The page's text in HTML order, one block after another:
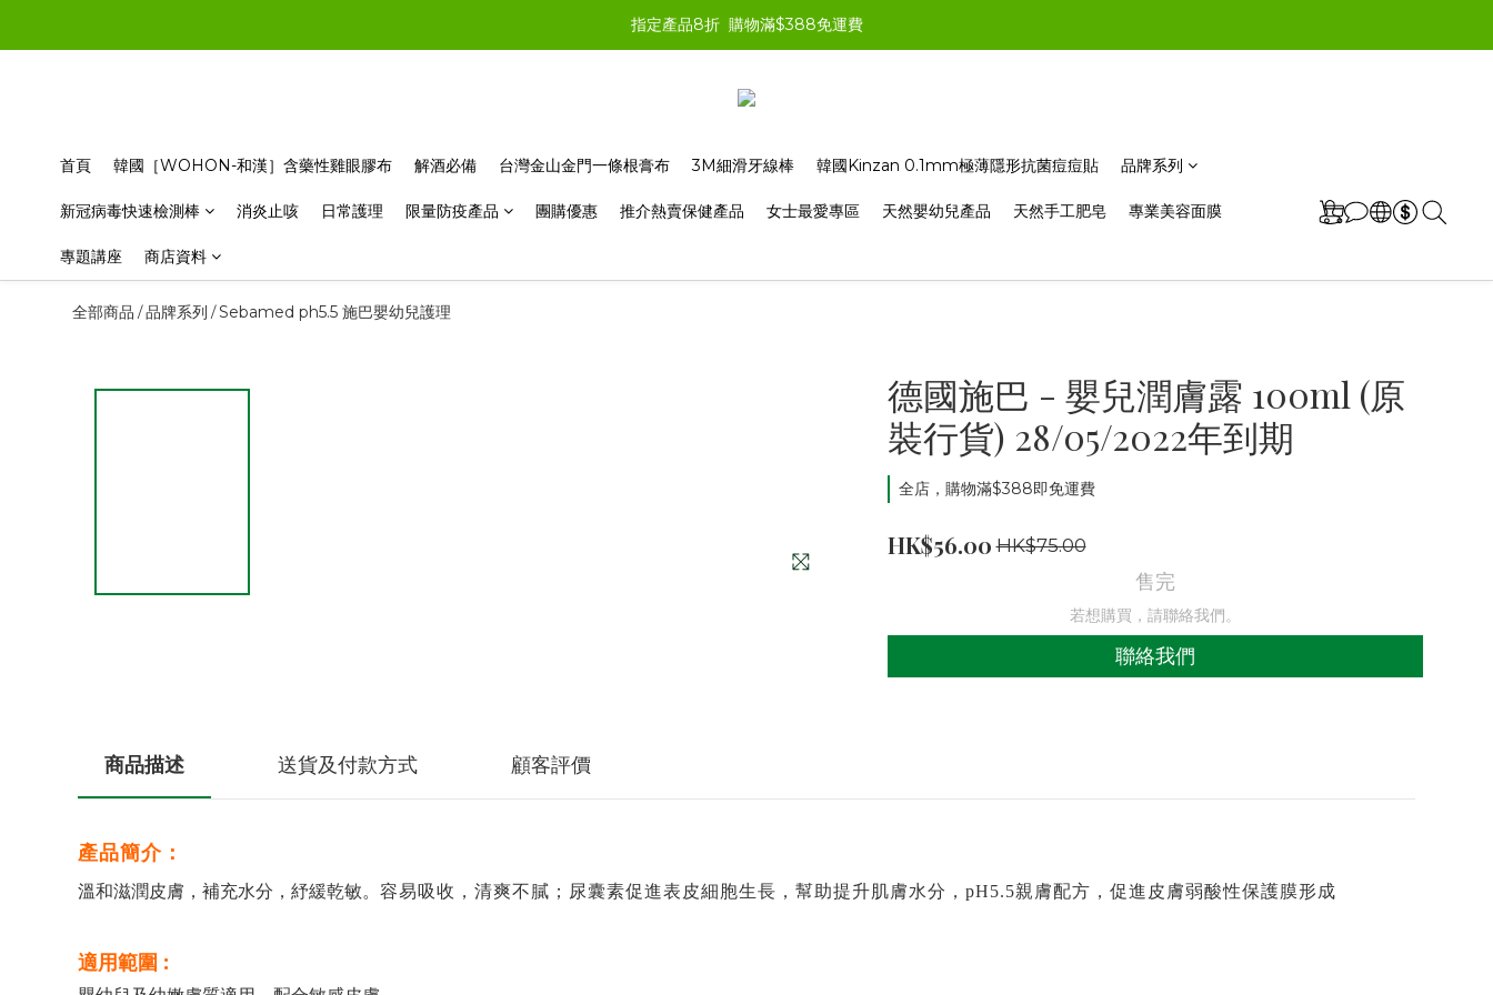
指定產品8折  購物滿$388免運費
首頁 韓國［WOHON-和漢］含藥性雞眼膠布 解酒必備 台灣金山金門一條根膏布 3M細滑牙線棒 韓國Kinzan 0.1mm極薄隱形抗菌痘痘貼 品牌系列
新冠病毒快速檢測棒 消炎止咳 日常護理 限量防疫產品 團購優惠 推介熱賣保健產品 女士最愛專區 天然嬰幼兒產品 天然手工肥皂 專業美容面膜
專題講座 商店資料
全部商品 /品牌系列 /Sebamed ph5.5 施巴嬰幼兒護理
德國施巴 - 嬰兒潤膚露 100ml (原
裝行貨) 28/05/2022年到期
全店，購物滿$388即免運費
HK$56.00 HK$75.00
售完
若想購買，請聯絡我們。
聯絡我們
商品描述 送貨及付款方式 顧客評價
產品簡介：
溫和滋潤皮膚，補充水分，紓緩乾敏。 容易吸收，清爽不膩； 尿囊素促進表皮細胞生長 ，幫助提升肌膚水分，pH5.5親膚配方，促進皮膚弱酸性保護膜形成
適用範圍 :